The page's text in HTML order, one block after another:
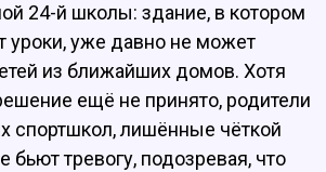
24-й школы: здание, в котором
уроки, уже давно не может
из ближайших домов. Хотя
ещё не принято, родители
спортшкол, лишённые чёткой
бьют тревогу, подозревая, что